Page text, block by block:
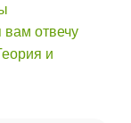
отвечу
и